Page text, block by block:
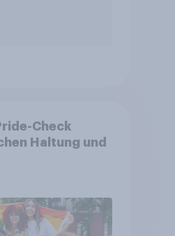
Check
Haltung und